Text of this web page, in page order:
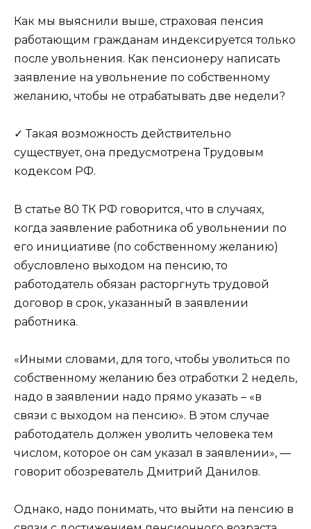
Как мы выяснили выше, страховая пенсия
работающим гражданам индексируется только
после увольнения. Как пенсионеру написать
заявление на увольнение по собственному
желанию, чтобы не отрабатывать две недели?
✓ Такая возможность действительно
существует, она предусмотрена Трудовым
кодексом РФ.
В статье 80 ТК РФ говорится, что в случаях,
когда заявление работника об увольнении по
его инициативе (по собственному желанию)
обусловлено выходом на пенсию, то
работодатель обязан расторгнуть трудовой
договор в срок, указанный в заявлении
работника.
«Иными словами, для того, чтобы уволиться по
собственному желанию без отработки 2 недель,
надо в заявлении надо прямо указать – «в
связи с выходом на пенсию». В этом случае
работодатель должен уволить человека тем
числом, которое он сам указал в заявлении», —
говорит обозреватель Дмитрий Данилов.
Однако, надо понимать, что выйти на пенсию в